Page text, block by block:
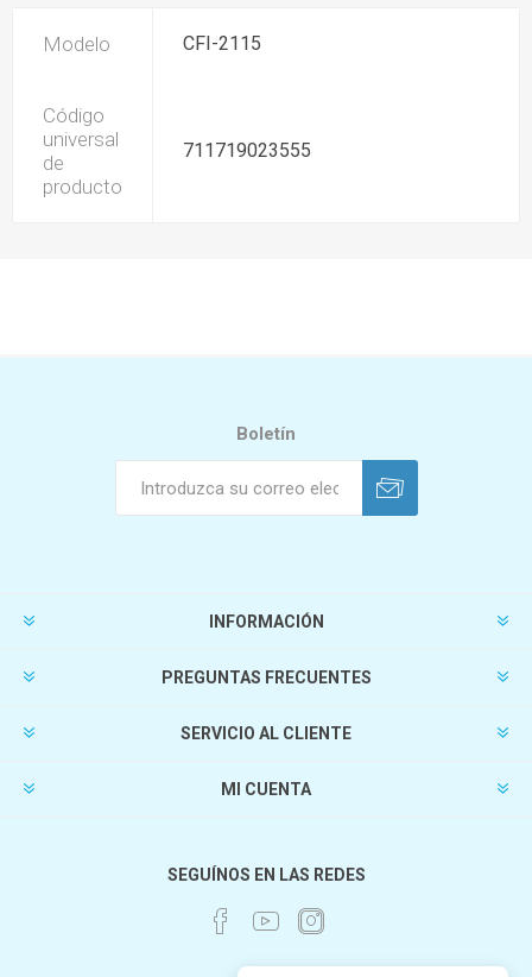
Modelo CFI-2115
Código
universal
de
producto
711719023555
Boletín
INFORMACIÓN
PREGUNTAS FRECUENTES
SERVICIO AL CLIENTE
MI CUENTA
SEGUÍNOS EN LAS REDES